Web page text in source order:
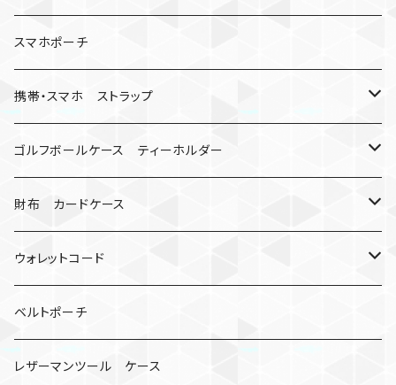
キーケース
人形
忍者
ミイラ
キャンプ道具
ナット
レザーマン
マルチツール
オニヤンマ
アップルウォッチ
バックル
マッドマックス
スマホポーチ
携帯・スマホ ストラップ
ネックストラップ・ショルダーストラップ
ハンドストラップ
リングストラップ
ゴルフボールケース ティーホルダー
ゴルフマーカー
ゴルフボールケース
ティーホルダー
財布 カードケース
コインケース
チューブ
コインケース
紙
ウォレットコード
2カラー
ベルトポーチ
レザーマンツール ケース